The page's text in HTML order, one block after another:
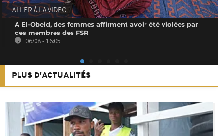
ALLER À LA VIDEO
A El-Obeid, des femmes affirment avoir été violées par
des membres des FSR
06/08 - 16:05
PLUS D'ACTUALITÉS